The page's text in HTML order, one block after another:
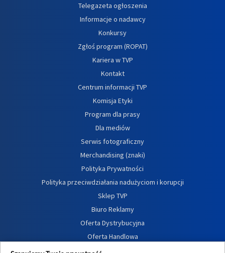
Telegazeta ogłoszenia
Informacje o nadawcy
Konkursy
Zgłoś program (ROPAT)
Kariera w TVP
Kontakt
Centrum informacji TVP
Komisja Etyki
Program dla prasy
Dla mediów
Serwis fotograficzny
Merchandising (znaki)
Polityka Prywatności
Polityka przeciwdziałania nadużyciom i korupcji
Sklep TVP
Biuro Reklamy
Oferta Dystrybucyjna
Oferta Handlowa
Dostępność